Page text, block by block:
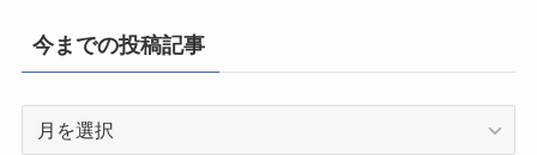
今までの投稿記事